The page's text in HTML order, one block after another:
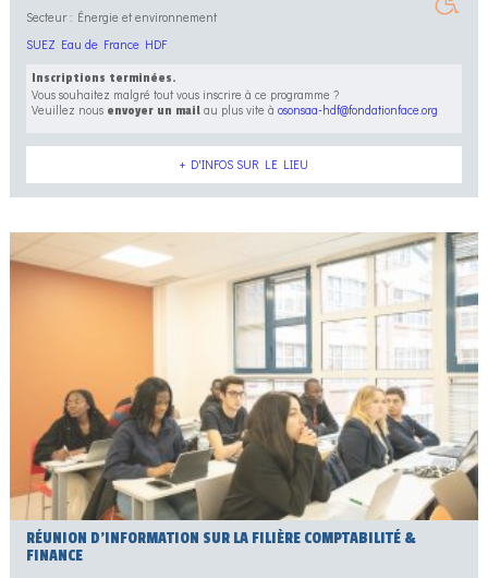
Secteur : Énergie et environnement
SUEZ Eau de France HDF
Inscriptions terminées.
Vous souhaitez malgré tout vous inscrire à ce programme ?
Veuillez nous envoyer un mailau plus vite à osonsaa-hdf@fondationface.org
+ D'INFOS SUR LE LIEU
RÉUNION D’INFORMATION SUR LA FILIÈRE COMPTABILITÉ &
FINANCE